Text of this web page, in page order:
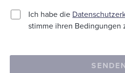
Ich habe die
stimme ihren Bedingungen